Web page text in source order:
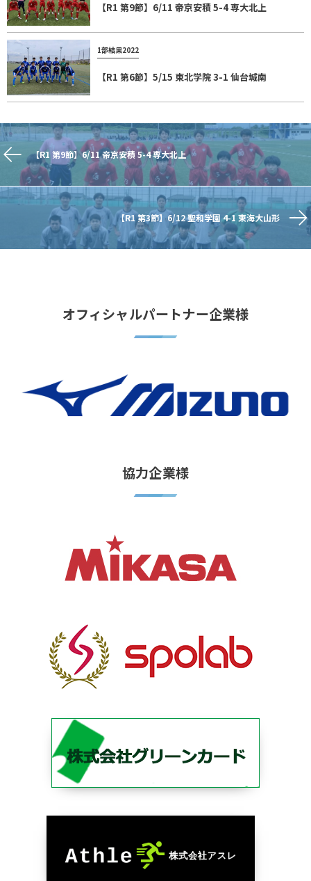
【R1 第9節】6/11 帝京安積 5-4 専大北上
1部結果2022
【R1 第6節】5/15 東北学院 3-1 仙台城南
【R1 第9節】6/11 帝京安積 5-4 専大北上
【R1 第3節】6/12 聖和学園 4-1 東海大山形
オフィシャルパートナー企業様
協力企業様